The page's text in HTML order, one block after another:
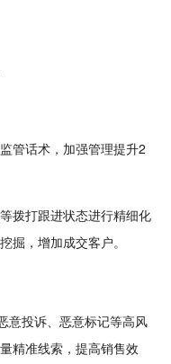
监管话术，加强管理提升2
拨打跟进状态进行精细化
挖掘 ，增加成交客户。
意投诉、恶意标记等高风
精准线索，提高销售效